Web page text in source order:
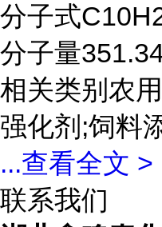
分子式
分子量
相关类别农
强化剂;饲料
...查看全文 >
联系我们